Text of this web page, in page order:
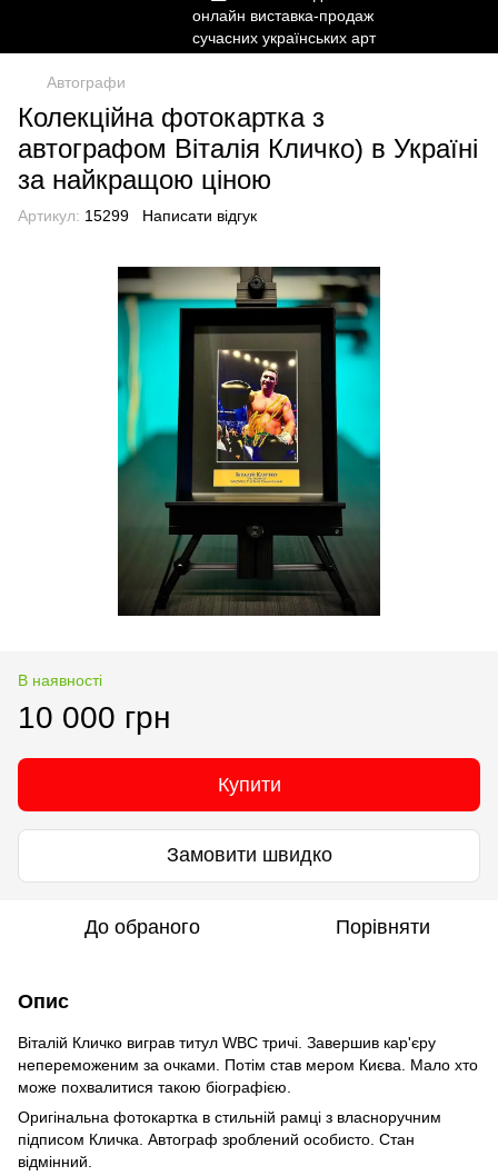
Автографи
Колекційна фотокартка з
автографом Віталія Кличко) в Україні
за найкращою ціною
Артикул: 15299 Написати відгук
В наявності
10 000 грн
Купити
Замовити швидко
До обраного Порівняти
Опис
Віталій Кличко виграв титул WBC тричі. Завершив кар'єру
непереможеним за очками. Потім став мером Києва. Мало хто
може похвалитися такою біографією.
Оригінальна фотокартка в стильній рамці з власноручним
підписом Кличка. Автограф зроблений особисто. Стан
відмінний.